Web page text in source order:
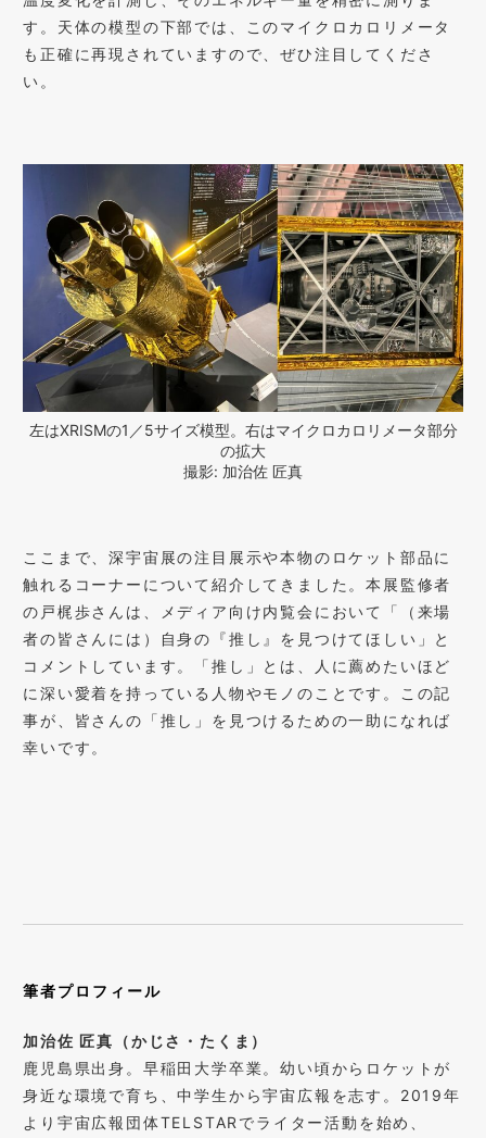
す。天体の模型の下部では、このマイクロカロリメータ
も正確に再現されていますので、ぜひ注目してくださ
い。
左はXRISMの1／5サイズ模型。右はマイクロカロリメータ部分
の拡大
撮影: 加治佐 匠真
ここまで、深宇宙展の注目展示や本物のロケット部品に
触れるコーナーについて紹介してきました。本展監修者
の戸梶歩さんは、メディア向け内覧会において「（来場
者の皆さんには）自身の『推し』を見つけてほしい」と
コメントしています。「推し」とは、人に薦めたいほど
に深い愛着を持っている人物やモノのことです。この記
事が、皆さんの「推し」を見つけるための一助になれば
幸いです。
筆者プロフィール
加治佐 匠真（かじさ・たくま）
鹿児島県出身。早稲田大学卒業。幼い頃からロケットが
身近な環境で育ち、中学生から宇宙広報を志す。2019年
より宇宙広報団体TELSTARでライター活動を始め、